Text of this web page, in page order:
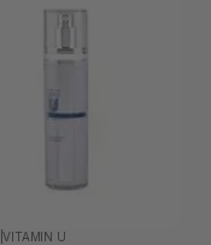
|VITAMIN U